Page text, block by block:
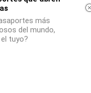
más
del mundo,
tuyo?